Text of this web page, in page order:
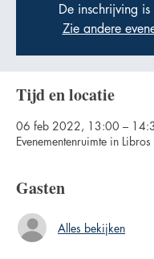
De inschrijving is
Zie andere
Tijd en locatie
06 feb 2022, 13:00 –
Evenementenruimte in
Gasten
Alles bekijken